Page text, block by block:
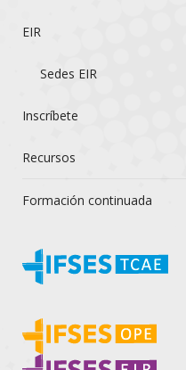
EIR
Sedes EIR
Inscríbete
Recursos
Formación continuada